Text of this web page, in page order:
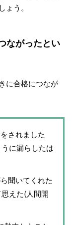
ょう。
ながったとい
に合格につなが
されました
に漏らしたは
聞いてくれた
えた(人間開